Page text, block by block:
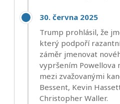
30. června 2025
Trump prohlásil, že
který podpoří
záměr jmenovat
vypršením Powellova
mezi zvažovanými
Bessent, Kevin
Christopher Waller.